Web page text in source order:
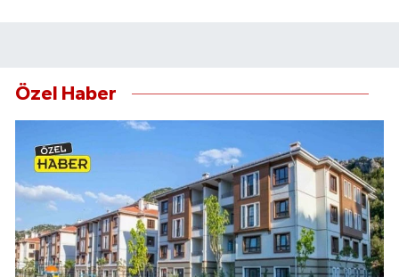
Özel Haber